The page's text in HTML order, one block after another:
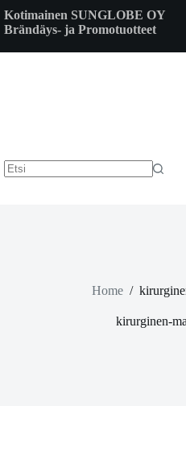
to
content
Kotimainen SUNGLOBE OY
Brändäys- ja Promotuotteet
Home /
kirurginen-